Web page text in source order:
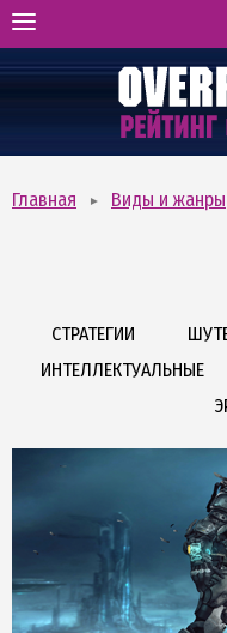
Главная Виды и жанры
СТРАТЕГИИ
ИНТЕЛЛЕКТУАЛЬНЫЕ